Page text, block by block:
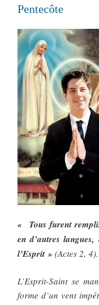
Pentecôte
« Tous furent
en d’autres
l’Esprit » (Actes 2, 4).
L’Esprit-Saint se
forme d’un vent